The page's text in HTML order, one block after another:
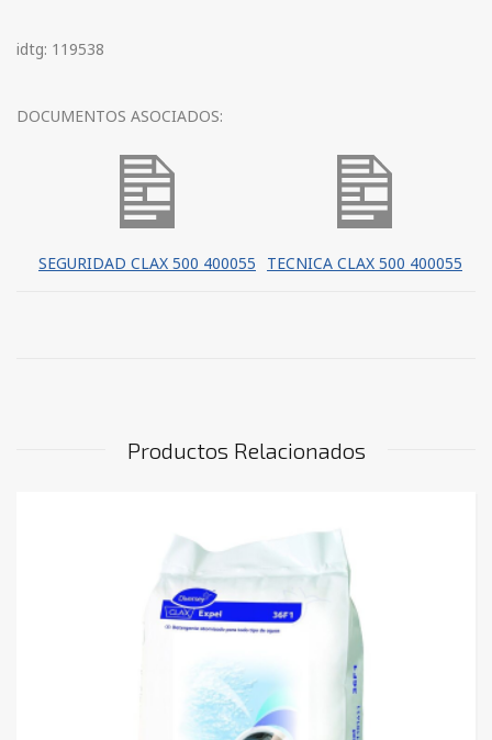
idtg: 119538
DOCUMENTOS ASOCIADOS:
SEGURIDAD CLAX 500 400055 TECNICA CLAX 500 400055
Productos Relacionados